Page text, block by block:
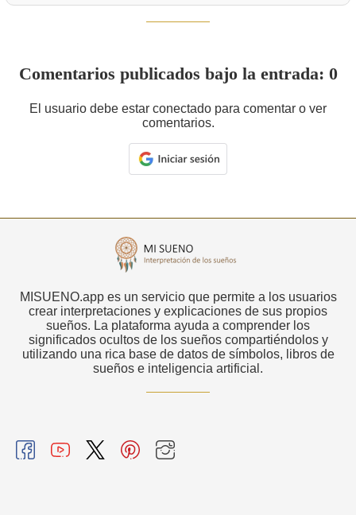
Comentarios publicados bajo la entrada: 0
El usuario debe estar conectado para comentar o ver
comentarios.
MISUENO.app es un servicio que permite a los usuarios
crear interpretaciones y explicaciones de sus propios
sueños. La plataforma ayuda a comprender los
significados ocultos de los sueños compartiéndolos y
utilizando una rica base de datos de símbolos, libros de
sueños e inteligencia artificial.